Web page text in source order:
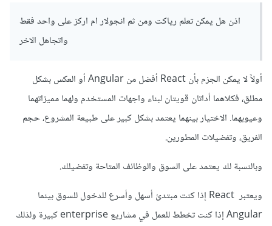
اذن هل يمكن تعلم رياكت ومن ثم انجولار ام اركز على واحد فقط
واتجاهل الاخر
أولاً لا يمكن الجزم بأن React أفضل من Angular أو العكس بشكل
مطلق، فكلاهما أداتان قويتان لبناء واجهات المستخدم ولهما مميزاتهما
وعيوبهما. الاختيار بينهما يعتمد بشكل كبير على طبيعة المشروع، حجم
الفريق، وتفضيلات المطورين.
وبالنسبة لك يعتمد على السوق والوظائف المتاحة وتفضيلك.
ويعتبر React إذا كنت مبتدئ أسهل وأسرع للدخول للسوق بينما
Angular إذا كنت تخطط للعمل في مشاريع enterprise كبيرة ولذلك